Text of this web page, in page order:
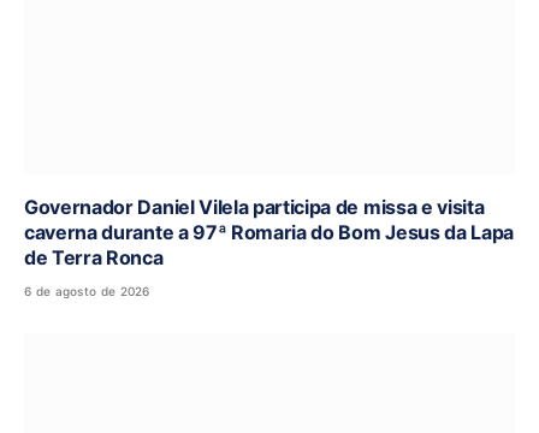
Governador Daniel Vilela participa de missa e visita
caverna durante a 97ª Romaria do Bom Jesus da Lapa
de Terra Ronca
6 de agosto de 2026